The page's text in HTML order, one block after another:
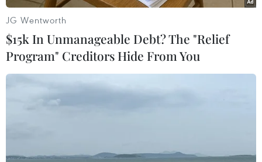
Theo dõi VietnamPlus
TIN LIÊN QUAN
JG Wentworth
$15k In Unmanageable Debt? The "Relief
Program" Creditors Hide From You